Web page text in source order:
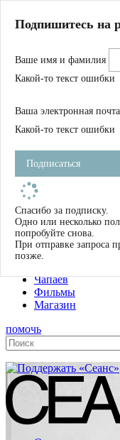
Магазин
Журнал
Школа
Устав
Фильмы
Имена
Тэги
О нас
Журнал
Книги
Чапаев
Фильмы
Магазин
помочь
Подпишитесь на
Ваше имя и фамилия
Какой-то текст ошибки
Ваша электронная почта
Какой-то текст ошибки
Подписаться
Спасибо за подписку.
Одно или несколько
попробуйте снова.
При отправке запроса
позже.